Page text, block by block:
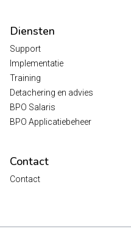
Diensten
Support
Implementatie
Training
Detachering en advies
BPO Salaris
BPO Applicatiebeheer
Contact
Contact